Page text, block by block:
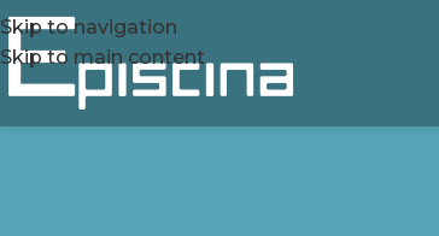
Skip to navigation
Skip to main content